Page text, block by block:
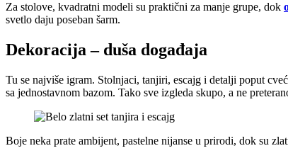
Za stolove, kvadratni modeli su praktični za manje grupe, dok
svetlo daju poseban šarm.
Dekoracija – duša događaja
Tu se najviše igram. Stolnjaci, tanjiri, escajg i detalji poput
sa jednostavnom bazom. Tako sve izgleda skupo, a ne
Boje neka prate ambijent, pastelne nijanse u prirodi, dok su